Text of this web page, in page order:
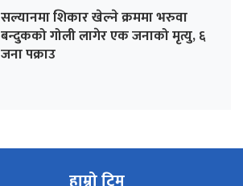
सल्यानमा शिकार खेल्ने क्रममा भरुवा
बन्दुकको गोली लागेर एक जनाको मृत्यु, ६
जना पक्राउ